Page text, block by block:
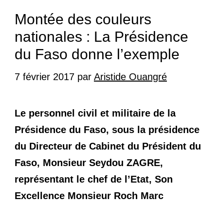
Montée des couleurs
nationales : La Présidence
du Faso donne l’exemple
7 février 2017 par Aristide Ouangré
Le personnel civil et militaire de la
Présidence du Faso, sous la présidence
du Directeur de Cabinet du Président du
Faso, Monsieur Seydou ZAGRE,
représentant le chef de l’Etat, Son
Excellence Monsieur Roch Marc